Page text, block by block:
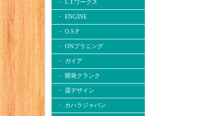
・ L.T.ワークス
・ ENGINE
・ O.S.P
・ ONプラニング
・ ガイア
・ 開発クランク
・ 霞デザイン
・ カハラジャパン